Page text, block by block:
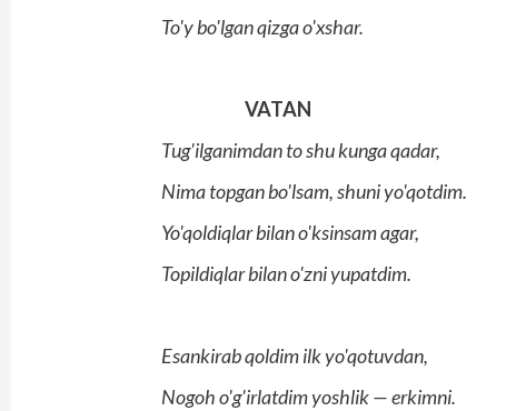
To'y bo'lgan qizga o'xshar.
VATAN
Tug'ilganimdan to shu kunga qadar,
Nima topgan bo'lsam, shuni yo'qotdim.
Yo'qoldiqlar bilan o'ksinsam agar,
Topildiqlar bilan o'zni yupatdim.
Esankirab qoldim ilk yo'qotuvdan,
Nogoh o'g'irlatdim yoshlik — erkimni.